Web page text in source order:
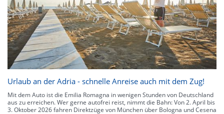
Urlaub an der Adria - schnelle Anreise auch mit dem Zug!
Mit dem Auto ist die Emilia Romagna in wenigen Stunden von Deutschland
aus zu erreichen. Wer gerne autofrei reist, nimmt die Bahn: Von 2. April bis
3. Oktober 2026 fahren Direktzüge von München über Bologna und Cesena